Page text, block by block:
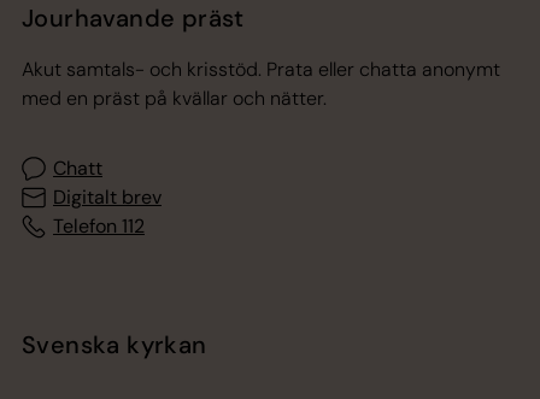
Jourhavande präst
Akut samtals- och krisstöd. Prata eller chatta anonymt
med en präst på kvällar och nätter.
Chatt
Digitalt brev
Telefon 112
Svenska kyrkan